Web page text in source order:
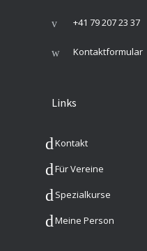
+41 79 207 23 37
Kontaktformular
Links
Kontakt
Für Vereine
Spezialkurse
Meine Person